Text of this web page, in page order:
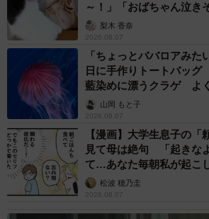
～！」「おばちゃん泣き
梨木 香奈
2026.08.07
「ちょっとババロアみた
日に手作りトートバッ
藍染めに漂うクラゲ よ
ごい」山岡 もと子
2026.08.07
【漫画】大学生息子の「
見て母は絶句 「起きな
て…あなた毎朝私が起こ
松波 穂乃圭
2026.08.07